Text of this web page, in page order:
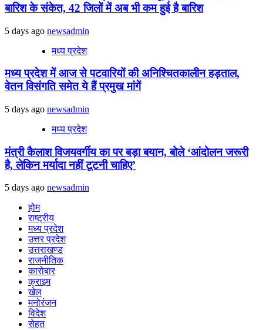
बारिश के संकेत, 42 जिलों में अब भी कम हुई है बारिश
5 days ago newsadmin
मध्य प्रदेश
मध्य प्रदेश में आज से पटवारियों की अनिश्चितकालीन हड़ताल,
वेतन विसंगति समेत ये हैं प्रमुख मांगें
5 days ago newsadmin
मध्य प्रदेश
मंत्री कैलाश विजयवर्गीय का पर बड़ा बयान, बोले ‘आंदोलन जरूरी
है, लेकिन मर्यादा नहीं टूटनी चाहिए’
5 days ago newsadmin
होम
राष्ट्रीय
मध्य प्रदेश
उत्तर प्रदेश
उत्तराखण्ड
राजनीतिक
कारोबार
क्राइम
खेल
मनोरंजन
विदेश
सेहत